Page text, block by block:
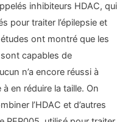
inhibiteurs HDAC, qui
pour traiter l’épilepsie et
ont montré que les
capables de
n’a encore réussi à
en réduire la taille. On
l’HDAC et d’autres